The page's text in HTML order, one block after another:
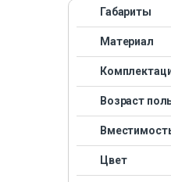
Габариты
Материал
Возраст
Цвет